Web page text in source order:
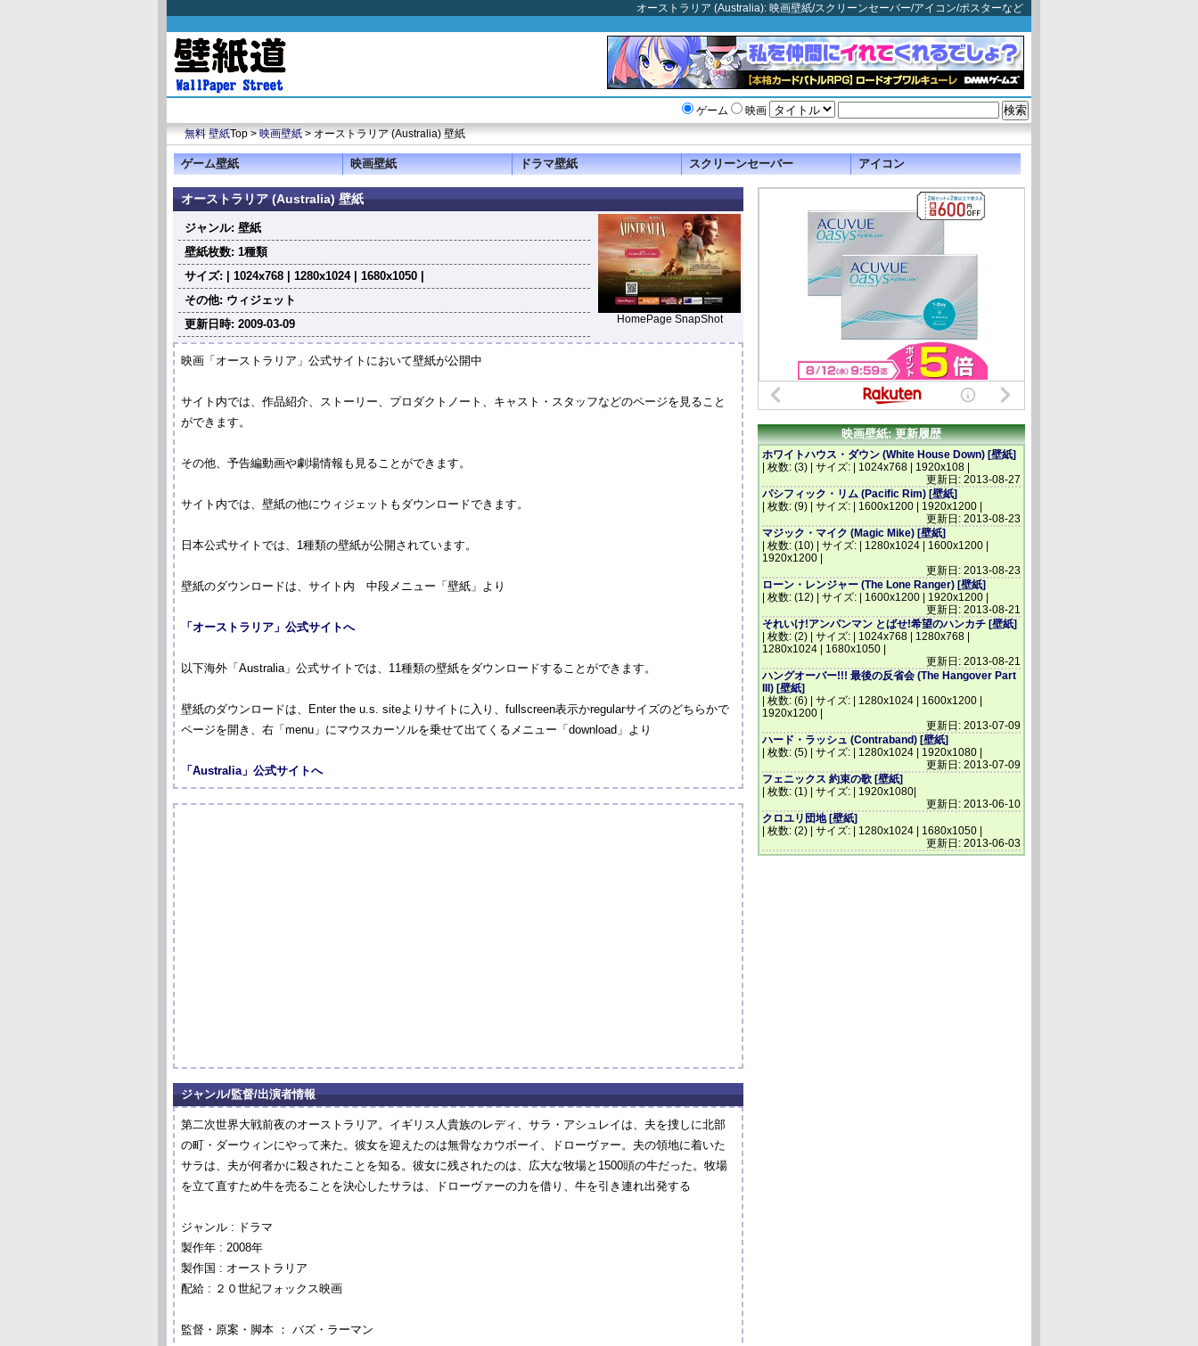
オーストラリア (Australia): 映画壁紙/スクリーンセーバー/アイコン/ポスターなど
ゲーム
映画
無料 壁紙Top >映画壁紙> オーストラリア (Australia) 壁紙
ゲーム壁紙 映画壁紙 ドラマ壁紙 スクリーンセーバー アイコン
オーストラリア (Australia) 壁紙
ジャンル: 壁紙
壁紙枚数: 1種類
サイズ: | 1024x768 | 1280x1024 | 1680x1050 |
その他: ウィジェット
更新日時: 2009-03-09
HomePage SnapShot
映画「オーストラリア」公式サイトにおいて壁紙が公開中
サイト内では、作品紹介、ストーリー、プロダクトノート、キャスト・スタッフなどのページを見ること
ができます。
その他、予告編動画や劇場情報も見ることができます。
サイト内では、壁紙の他にウィジェットもダウンロードできます。
日本公式サイトでは、1種類の壁紙が公開されています。
壁紙のダウンロードは、サイト内 中段メニュー「壁紙」より
「オーストラリア」公式サイトへ
以下海外「Australia」公式サイトでは、11種類の壁紙をダウンロードすることができます。
壁紙のダウンロードは、Enter the u.s. siteよりサイトに入り、fullscreen表示かregularサイズのどちらかで
ページを開き、右「menu」にマウスカーソルを乗せて出てくるメニュー「download」より
「Australia」公式サイトへ
ジャンル/監督/出演者情報
第二次世界大戦前夜のオーストラリア。イギリス人貴族のレディ、サラ・アシュレイは、夫を捜しに北部
の町・ダーウィンにやって来た。彼女を迎えたのは無骨なカウボーイ、ドローヴァー。夫の領地に着いた
サラは、夫が何者かに殺されたことを知る。彼女に残されたのは、広大な牧場と1500頭の牛だった。牧場
を立て直すため牛を売ることを決心したサラは、ドローヴァーの力を借り、牛を引き連れ出発する
ジャンル : ドラマ
製作年 : 2008年
製作国 : オーストラリア
配給 : ２０世紀フォックス映画
監督・原案・脚本 ： バズ・ラーマン
映画壁紙: 更新履歴
ホワイトハウス・ダウン (White House Down) [壁紙]
| 枚数: (3) | サイズ: | 1024x768 | 1920x108 |
更新日: 2013-08-27
パシフィック・リム (Pacific Rim) [壁紙]
| 枚数: (9) | サイズ: | 1600x1200 | 1920x1200 |
更新日: 2013-08-23
マジック・マイク (Magic Mike) [壁紙]
| 枚数: (10) | サイズ: | 1280x1024 | 1600x1200 |
1920x1200 |
更新日: 2013-08-23
ローン・レンジャー (The Lone Ranger) [壁紙]
| 枚数: (12) | サイズ: | 1600x1200 | 1920x1200 |
更新日: 2013-08-21
それいけ!アンパンマン とばせ!希望のハンカチ [壁紙]
| 枚数: (2) | サイズ: | 1024x768 | 1280x768 |
1280x1024 | 1680x1050 |
更新日: 2013-08-21
ハングオーバー!!! 最後の反省会 (The Hangover Part
III) [壁紙]
| 枚数: (6) | サイズ: | 1280x1024 | 1600x1200 |
1920x1200 |
更新日: 2013-07-09
ハード・ラッシュ (Contraband) [壁紙]
| 枚数: (5) | サイズ: | 1280x1024 | 1920x1080 |
更新日: 2013-07-09
フェニックス 約束の歌 [壁紙]
| 枚数: (1) | サイズ: | 1920x1080|
更新日: 2013-06-10
クロユリ団地 [壁紙]
| 枚数: (2) | サイズ: | 1280x1024 | 1680x1050 |
更新日: 2013-06-03